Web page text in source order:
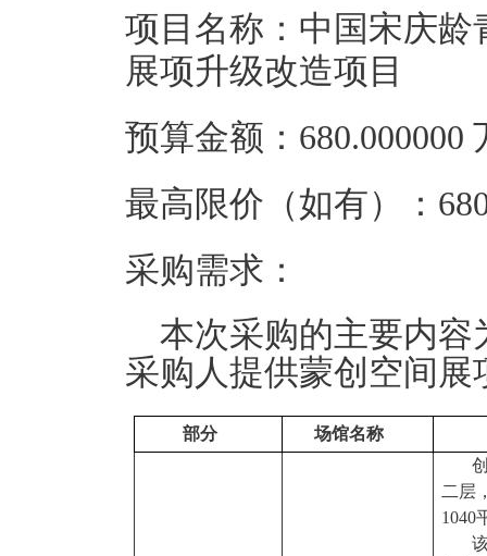
项目名称：中国宋庆
展项升级改造项目
预算金额：680.000000
最高限价（如有）：
采购需求：
本次采购的主要内容
采购人提供蒙创空间
部分 场馆名称
二层
1040